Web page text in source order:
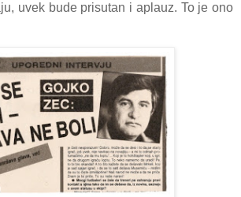
uvek bude prisutan i aplauz. To je ono